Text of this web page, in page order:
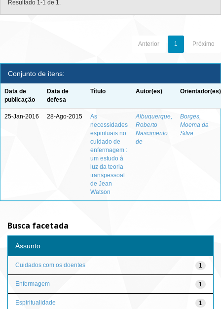
Resultado 1-1 de 1.
Anterior 1 Próximo
Conjunto de itens:
Data de
publicação
Data de
defesa
Título Autor(es) Orientador(es)
25-Jan-2016 28-Ago-2015
As
necessidades
espirituais no
cuidado de
enfermagem :
um estudo à
luz da teoria
transpessoal
de Jean
Watson
Albuquerque,
Roberto
Nascimento
de
Borges,
Moema da
Silva
Busca facetada
Assunto
1
Cuidados com os doentes
1
Enfermagem
1
Espiritualidade